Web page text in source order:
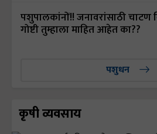
पशुपालकांनों!! जनावरांसाठी चाटण
गोष्टी तुम्हाला माहित आहेत का??
पशुधन
कृषी व्यवसाय